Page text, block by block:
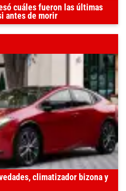
cuáles fueron las últimas
antes de morir
climatizador bizona y